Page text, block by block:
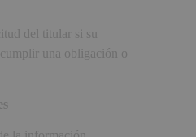
del titular si su
una obligación o